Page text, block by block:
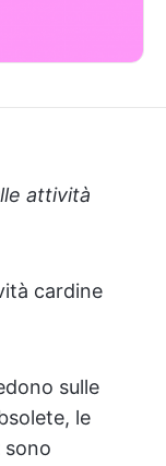
attività
cardine
sulle
le
sono